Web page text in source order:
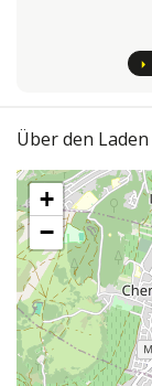
Über den Laden
+
−